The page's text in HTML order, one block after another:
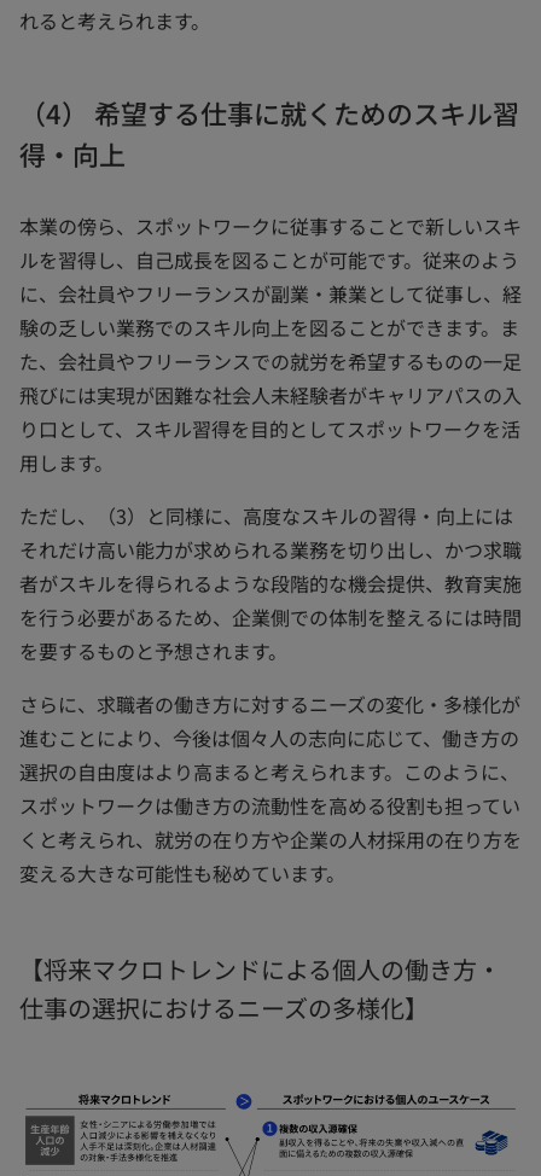
れると考えられます。
（4） 希望する仕事に就くためのスキル習
得・向上
本業の傍ら、スポットワークに従事することで新しいスキ
ルを習得し、自己成長を図ることが可能です。従来のよう
に、会社員やフリーランスが副業・兼業として従事し、経
験の乏しい業務でのスキル向上を図ることができます。ま
た、会社員やフリーランスでの就労を希望するものの一足
飛びには実現が困難な社会人未経験者がキャリアパスの入
り口として、スキル習得を目的としてスポットワークを活
用します。
ただし、（3）と同様に、高度なスキルの習得・向上には
それだけ高い能力が求められる業務を切り出し、かつ求職
者がスキルを得られるような段階的な機会提供、教育実施
を行う必要があるため、企業側での体制を整えるには時間
を要するものと予想されます。
さらに、求職者の働き方に対するニーズの変化・多様化が
進むことにより、今後は個々人の志向に応じて、働き方の
選択の自由度はより高まると考えられます。このように、
スポットワークは働き方の流動性を高める役割も担ってい
くと考えられ、就労の在り方や企業の人材採用の在り方を
変える大きな可能性も秘めています。
【将来マクロトレンドによる個人の働き方・
仕事の選択におけるニーズの多様化】